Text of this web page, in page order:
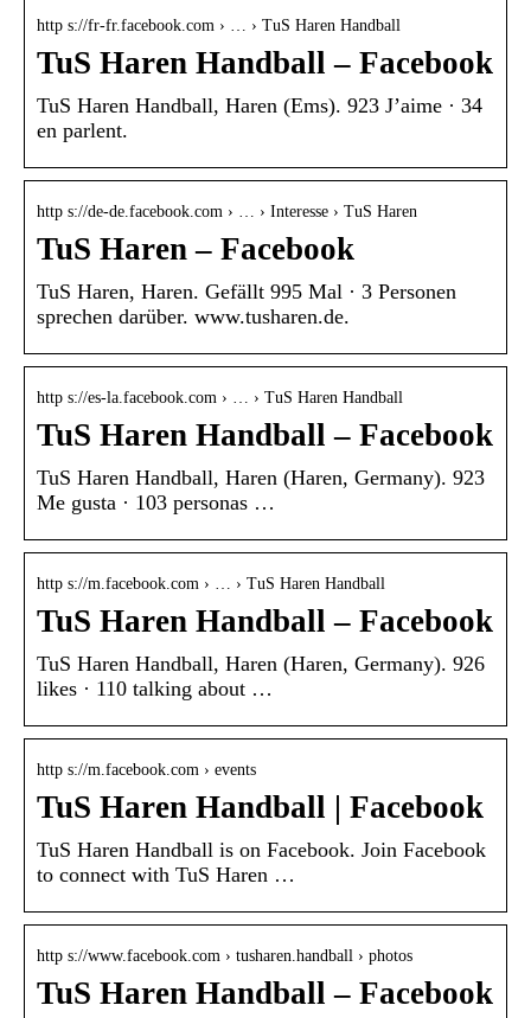
http s://fr-fr.facebook.com › … › TuS Haren Handball
TuS Haren Handball – Facebook
TuS Haren Handball, Haren (Ems). 923 J’aime · 34
en parlent.
http s://de-de.facebook.com › … › Interesse › TuS Haren
TuS Haren – Facebook
TuS Haren, Haren. Gefällt 995 Mal · 3 Personen
sprechen darüber. www.tusharen.de.
http s://es-la.facebook.com › … › TuS Haren Handball
TuS Haren Handball – Facebook
TuS Haren Handball, Haren (Haren, Germany). 923
Me gusta · 103 personas …
http s://m.facebook.com › … › TuS Haren Handball
TuS Haren Handball – Facebook
TuS Haren Handball, Haren (Haren, Germany). 926
likes · 110 talking about …
http s://m.facebook.com › events
TuS Haren Handball | Facebook
TuS Haren Handball is on Facebook. Join Facebook
to connect with TuS Haren …
http s://www.facebook.com › tusharen.handball › photos
TuS Haren Handball – Facebook